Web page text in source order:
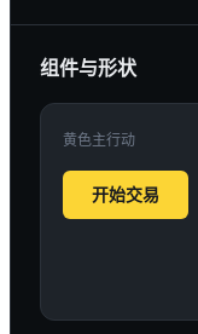
组件与形状
黄色主行动
开始交易